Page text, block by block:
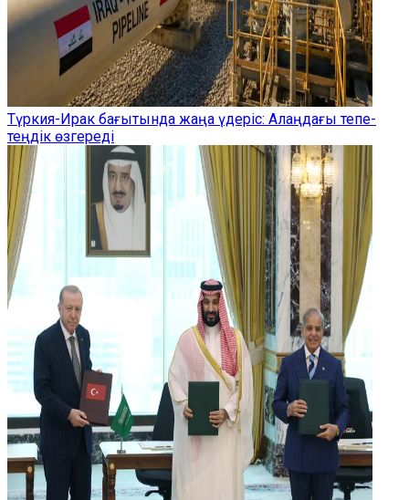
Түркия-Ирак бағытында жаңа үдеріс: Алаңдағы тепе-
теңдік өзгереді